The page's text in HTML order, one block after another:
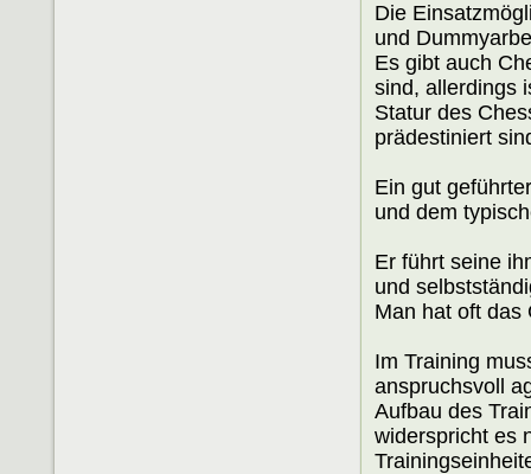
Die
und
Es gibt auch
sind, allerdings
Statur des
prädestiniert
Ein gut
und dem
Er führt seine
und
Man hat oft das
Im Training
anspruchsvoll
Aufbau des
widerspricht es